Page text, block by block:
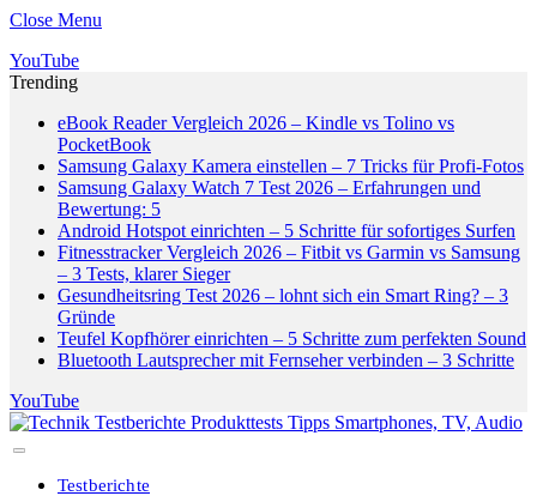
Close Menu
YouTube
Trending
eBook Reader Vergleich 2026 – Kindle vs Tolino vs
PocketBook
Samsung Galaxy Kamera einstellen – 7 Tricks für Profi-Fotos
Samsung Galaxy Watch 7 Test 2026 – Erfahrungen und
Bewertung: 5
Android Hotspot einrichten – 5 Schritte für sofortiges Surfen
Fitnesstracker Vergleich 2026 – Fitbit vs Garmin vs Samsung
– 3 Tests, klarer Sieger
Gesundheitsring Test 2026 – lohnt sich ein Smart Ring? – 3
Gründe
Teufel Kopfhörer einrichten – 5 Schritte zum perfekten Sound
Bluetooth Lautsprecher mit Fernseher verbinden – 3 Schritte
YouTube
Testberichte